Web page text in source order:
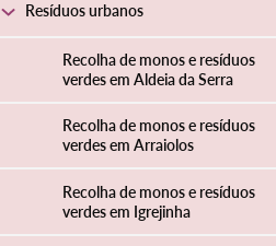
Categorias gerais
Filtros
Resíduos urbanos
Recolha de monos e resíduos
verdes em Aldeia da Serra
Recolha de monos e resíduos
verdes em Arraiolos
Recolha de monos e resíduos
verdes em Igrejinha